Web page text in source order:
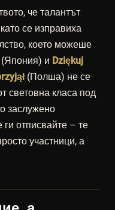
че талантът
се изправиха
което можеше
и Dziękuj
(Полша) не се
световна класа под
заслужено
отписвайте – те
участници, а